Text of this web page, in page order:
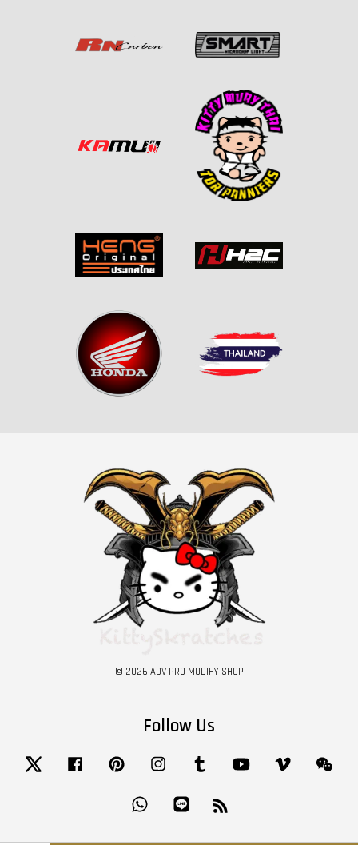
© 2026 ADV PRO MODIFY SHOP
Follow Us
Twitter Facebook Pinterest Instagram Tumblr YouTube Vimeo
Whatsapp